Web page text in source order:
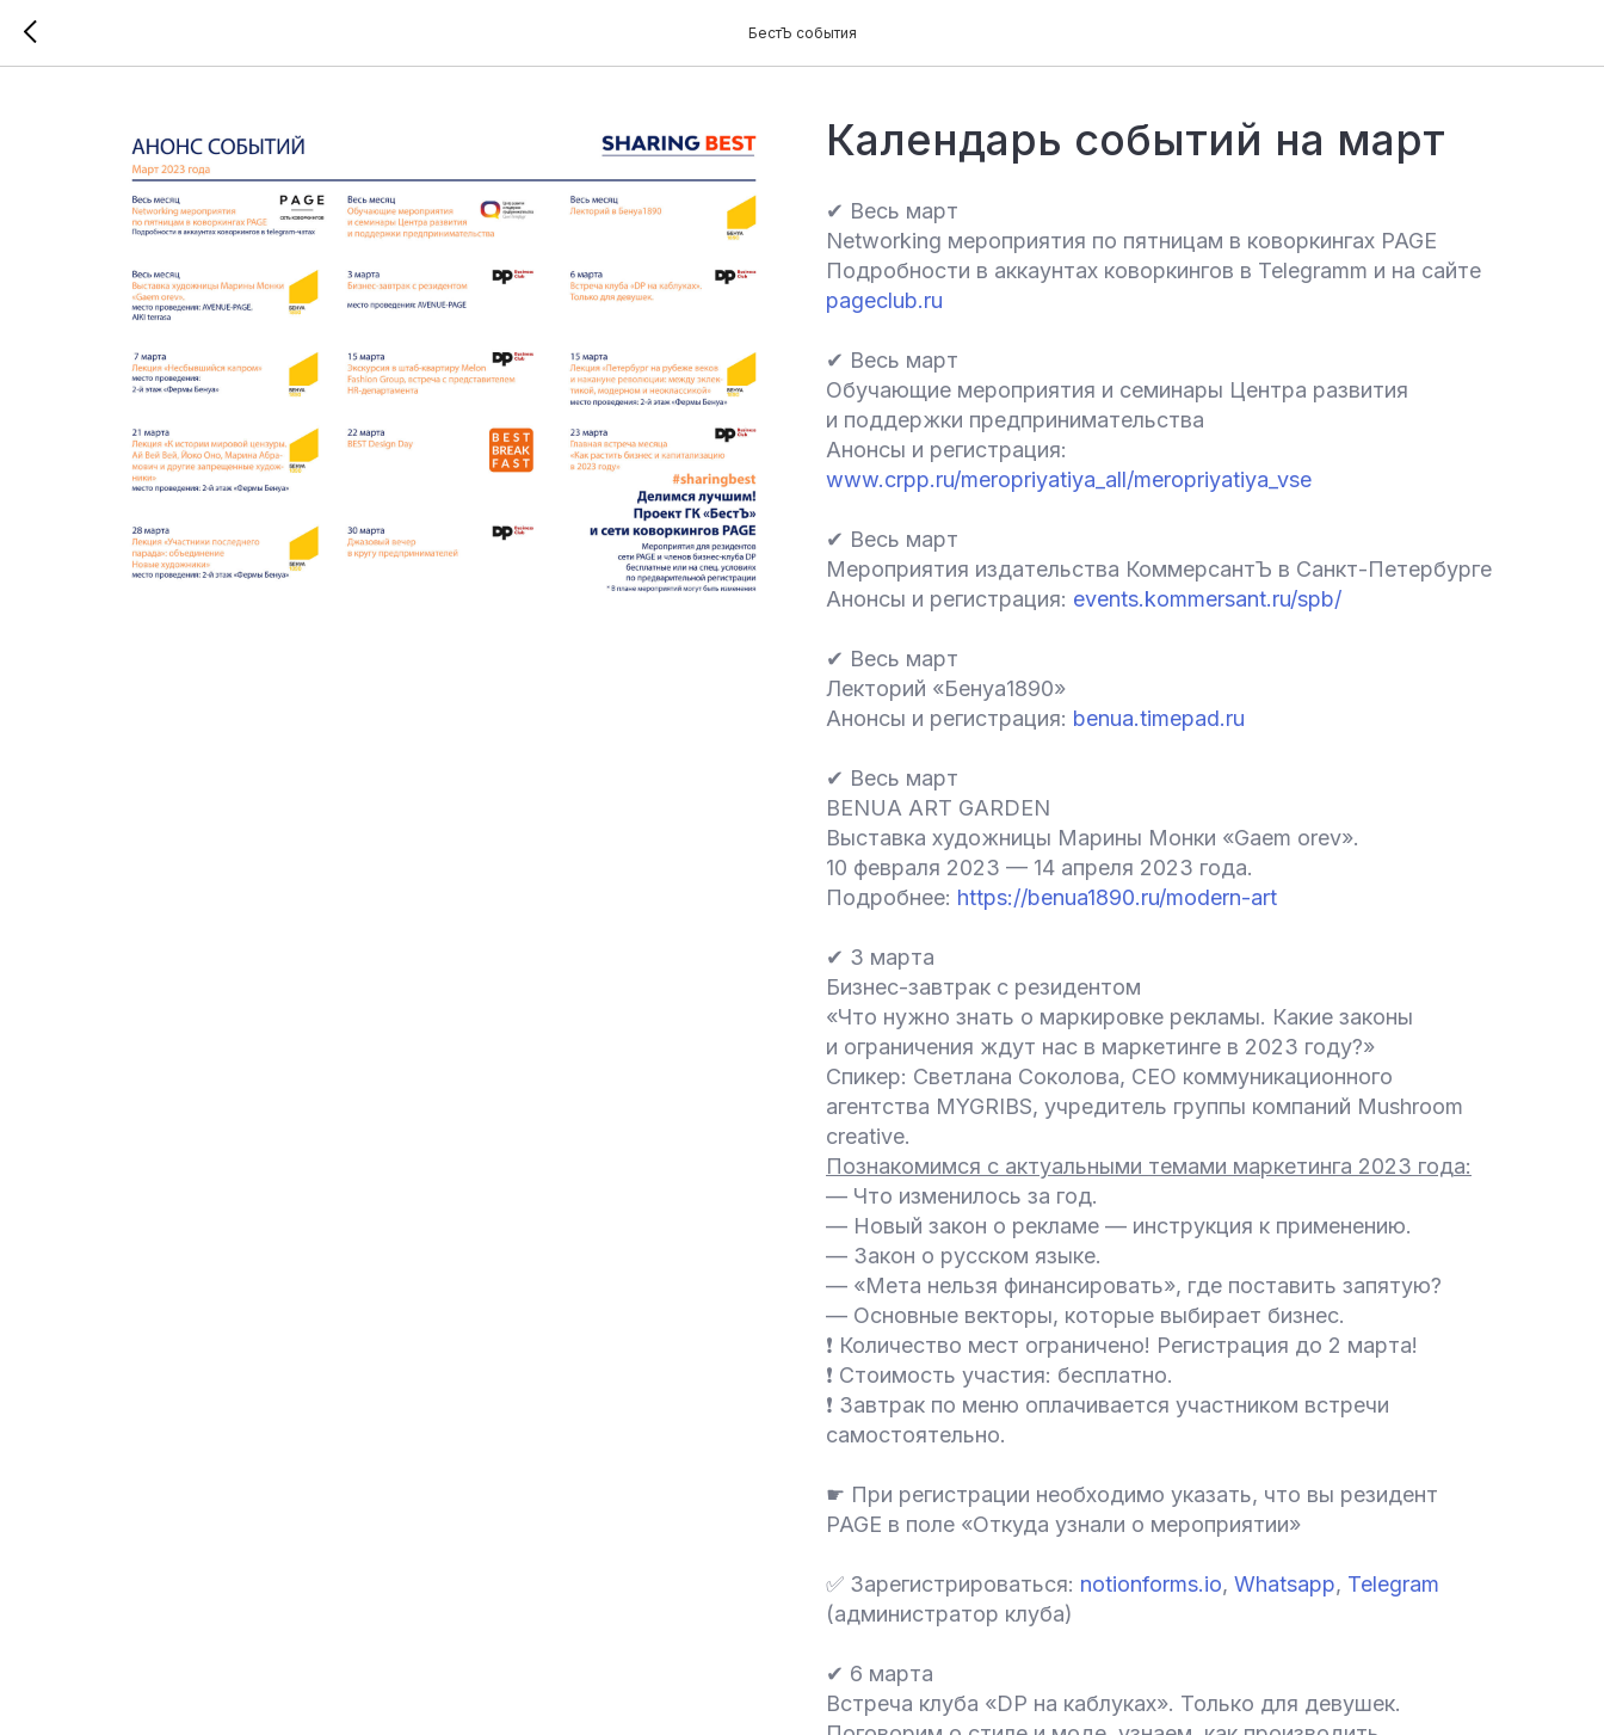
БестЪ события
Календарь событий на март
✔ Весь март
Networking мероприятия по пятницам в коворкингах PAGE
Подробности в аккаунтах коворкингов в Telegramm и на сайте
pageclub.ru
✔ Весь март
Обучающие мероприятия и семинары Центра развития
и поддержки предпринимательства
Анонсы и регистрация:
www.crpp.ru/meropriyatiya_all/meropriyatiya_vse
✔ Весь март
Мероприятия издательства КоммерсантЪ в Санкт-Петербурге
Анонсы и регистрация: events.kommersant.ru/spb/
✔ Весь март
Лекторий «Бенуа1890»
Анонсы и регистрация: benua.timepad.ru
✔ Весь март
BENUA ART GARDEN
Выставка художницы Марины Монки «Gaem orev».
10 февраля 2023 — 14 апреля 2023 года.
Подробнее: https://benua1890.ru/modern-art
✔ 3 марта
Бизнес-завтрак с резидентом
«Что нужно знать о маркировке рекламы. Какие законы
и ограничения ждут нас в маркетинге в 2023 году?»
Спикер: Светлана Соколова, CEO коммуникационного
агентства MYGRIBS, учредитель группы компаний Mushroom
creative.
Познакомимся с актуальными темами маркетинга 2023 года:
— Что изменилось за год.
— Новый закон о рекламе — инструкция к применению.
— Закон о русском языке.
— «Мета нельзя финансировать», где поставить запятую?
— Основные векторы, которые выбирает бизнес.
❗ Количество мест ограничено! Регистрация до 2 марта!
❗ Стоимость участия: бесплатно.
❗ Завтрак по меню оплачивается участником встречи
самостоятельно.
☛ При регистрации необходимо указать, что вы резидент
PAGE в поле «Откуда узнали о мероприятии»
✅ Зарегистрироваться: notionforms.io, Whatsapp, Telegram
(администратор клуба)
✔ 6 марта
Встреча клуба «DP на каблуках». Только для девушек.